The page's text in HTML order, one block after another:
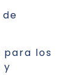
para los
y